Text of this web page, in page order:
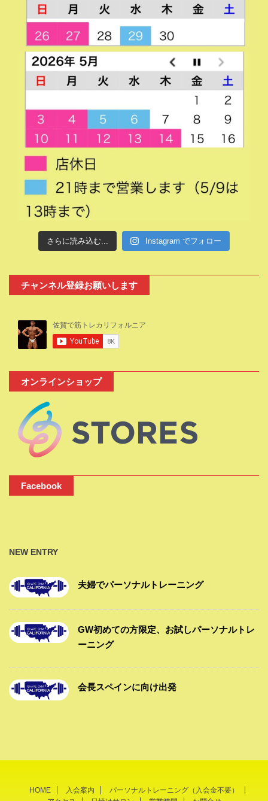
さらに読み込む... Instagram でフォロー
チャンネル登録お願いします
オンラインショップ
Facebook
NEW ENTRY
夫婦でパーソナルトレーニング
GW初めての方限定、お試しパーソナルトレ
ーニング
会長スペインに向け出発
HOME 入会案内
パーソナルトレーニング（入会金不要）